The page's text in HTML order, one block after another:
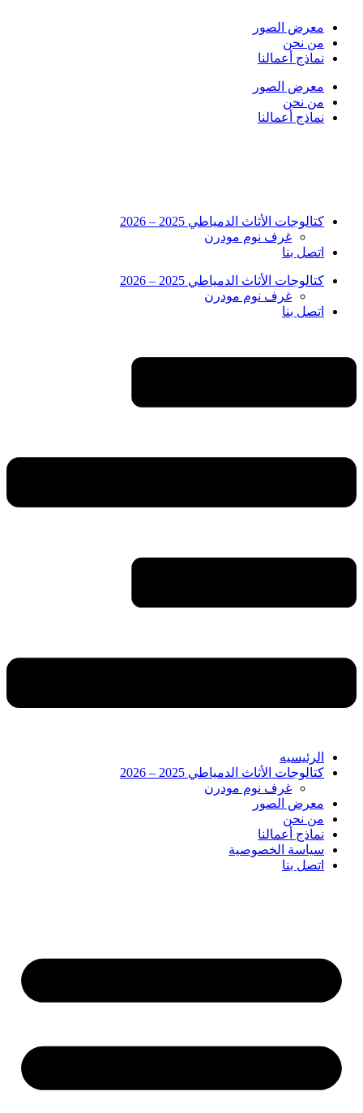
content
معرض الصور
من نحن
نماذج أعمالنا
معرض الصور
من نحن
نماذج أعمالنا
كتالوجات الأثاث الدمياطي 2025 – 2026
غرف نوم مودرن
اتصل بنا
كتالوجات الأثاث الدمياطي 2025 – 2026
غرف نوم مودرن
اتصل بنا
الرئيسيه
كتالوجات الأثاث الدمياطي 2025 – 2026
غرف نوم مودرن
معرض الصور
من نحن
نماذج أعمالنا
سياسة الخصوصية
اتصل بنا